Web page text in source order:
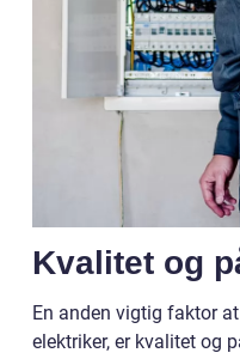
Kvalitet og
En anden vigtig faktor
elektriker, er kvalitet og